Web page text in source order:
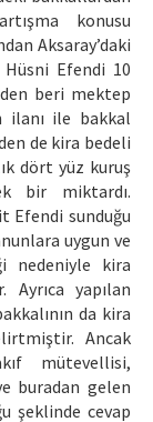
konusu
Aksaray’daki
Hüsni Efendi 10
beri mektep
ilanı ile bakkal
de kira bedeli
dört yüz kuruş
bir miktardı.
Efendi sunduğu
uygun ve
nedeniyle kira
yapılan
da kira
Ancak
mütevellisi,
buradan gelen
şeklinde cevap